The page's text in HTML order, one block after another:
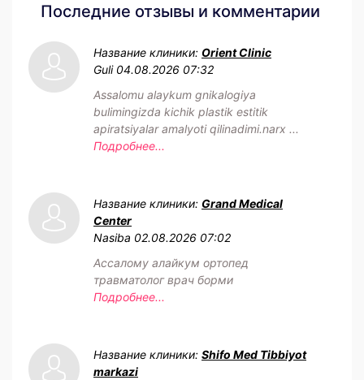
Последние отзывы и комментарии
Название клиники: Orient Clinic
Guli 04.08.2026 07:32
Assalomu alaykum gnikalogiya
bulimingizda kichik plastik estitik
apiratsiyalar amalyoti qilinadimi.narx ...
Подробнее...
Название клиники: Grand Medical
Center
Nasiba 02.08.2026 07:02
Ассалому алайкум ортопед
травматолог врач борми
Подробнее...
Название клиники: Shifo Med Tibbiyot
markazi